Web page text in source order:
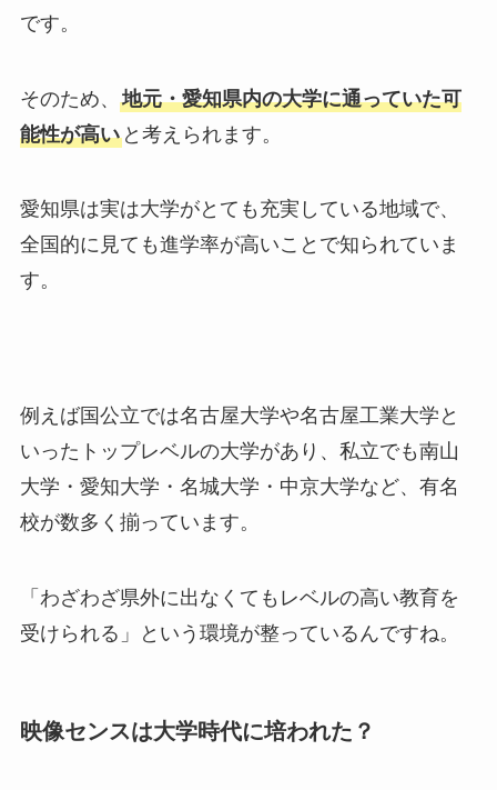
です。
そのため、 地元・愛知県内の大学に通っていた可
能性が高いと考えられます。
愛知県は実は大学がとても充実している地域で、
全国的に見ても進学率が高いことで知られていま
す。
例えば国公立では名古屋大学や名古屋工業大学と
いったトップレベルの大学があり、私立でも南山
大学・愛知大学・名城大学・中京大学など、有名
校が数多く揃っています。
「わざわざ県外に出なくてもレベルの高い教育を
受けられる」という環境が整っているんですね。
映像センスは大学時代に培われた？